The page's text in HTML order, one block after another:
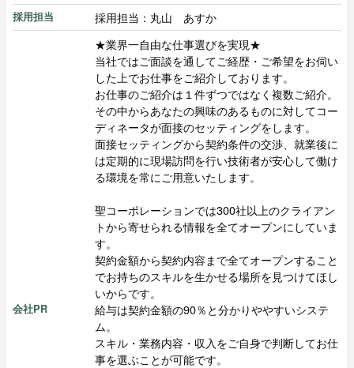
採用担当 採用担当：丸山 あすか
会社PR
★業界一自由な仕事選びを実現★
当社ではご面談を通してご経歴・ご希望をお伺い
した上でお仕事をご紹介しております。
お仕事のご紹介は１件ずつではなく複数ご紹介。
その中からあなたの興味のあるものに対してコー
ディネータが面接のセッティングをします。
面接セッティングから契約条件の交渉、就業後に
は定期的に現場訪問を行い技術者が安心して働け
る環境を常にご用意いたします。
聖コーポレーションでは300社以上のクライアン
トから寄せられる情報を全てオープンにしていま
す。
契約金額から契約内容まで全てオープンすること
でお持ちのスキルを生かせる場所を見つけてほし
いからです。
給与は契約金額の90％と分かりややすいシステ
ム。
スキル・業務内容・収入をご自身で判断してお仕
事を選ぶことが可能です。